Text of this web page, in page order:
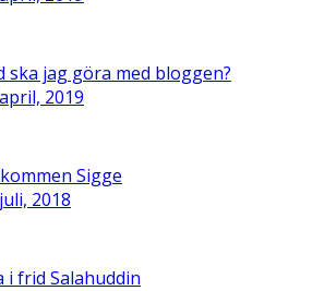
ska jag göra med bloggen?
2019
Sigge
2018
i frid Salahuddin